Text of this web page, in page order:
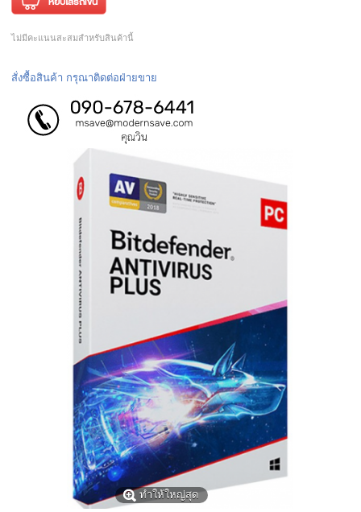
ไม่มีคะแนนสะสมสำหรับสินค้านี้
สั่งซื้อสินค้า กรุณาติดต่อฝ่ายขาย
ทำให้ใหญ่สุด